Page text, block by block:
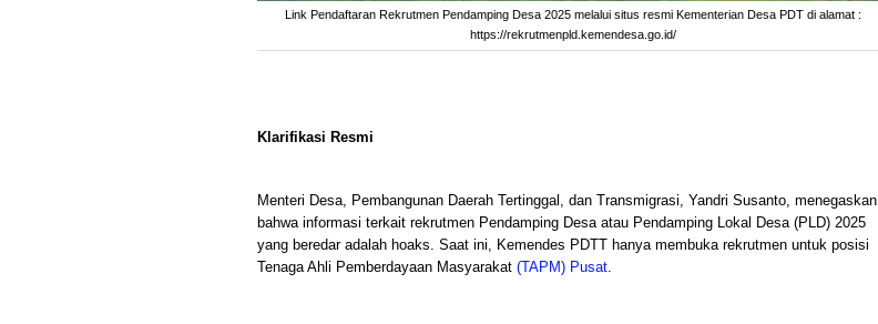
Link Pendaftaran Rekrutmen Pendamping Desa 2025 melalui situs resmi Kementerian Desa PDT di alamat :
https://rekrutmenpld.kemendesa.go.id/
Klarifikasi Resmi
Menteri Desa, Pembangunan Daerah Tertinggal, dan Transmigrasi, Yandri Susanto, menegaskan
bahwa informasi terkait rekrutmen Pendamping Desa atau Pendamping Lokal Desa (PLD) 2025
yang beredar adalah hoaks. Saat ini, Kemendes PDTT hanya membuka rekrutmen untuk posisi
Tenaga Ahli Pemberdayaan Masyarakat (TAPM) Pusat.